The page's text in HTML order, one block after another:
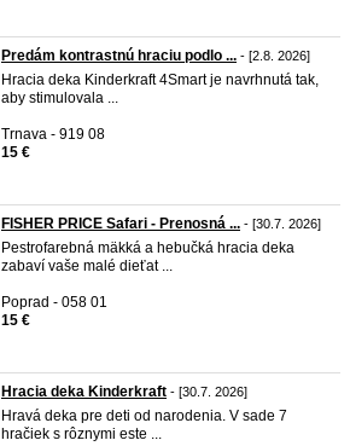
Predám kontrastnú hraciu podlo ... - [2.8. 2026]
Hracia deka Kinderkraft 4Smart je navrhnutá tak,
aby stimulovala ...
Trnava - 919 08
15 €
FISHER PRICE Safari - Prenosná ... - [30.7. 2026]
Pestrofarebná mäkká a hebučká hracia deka
zabaví vaše malé dieťat ...
Poprad - 058 01
15 €
Hracia deka Kinderkraft - [30.7. 2026]
Hravá deka pre deti od narodenia. V sade 7
hračiek s rôznymi este ...